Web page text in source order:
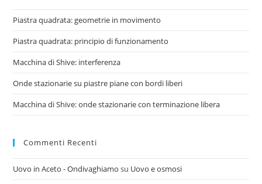
Piastra quadrata: geometrie in movimento
Piastra quadrata: principio di funzionamento
Macchina di Shive: interferenza
Onde stazionarie su piastre piane con bordi liberi
Macchina di Shive: onde stazionarie con terminazione libera
Commenti Recenti
Uovo in Aceto - Ondivaghiamo su Uovo e osmosi